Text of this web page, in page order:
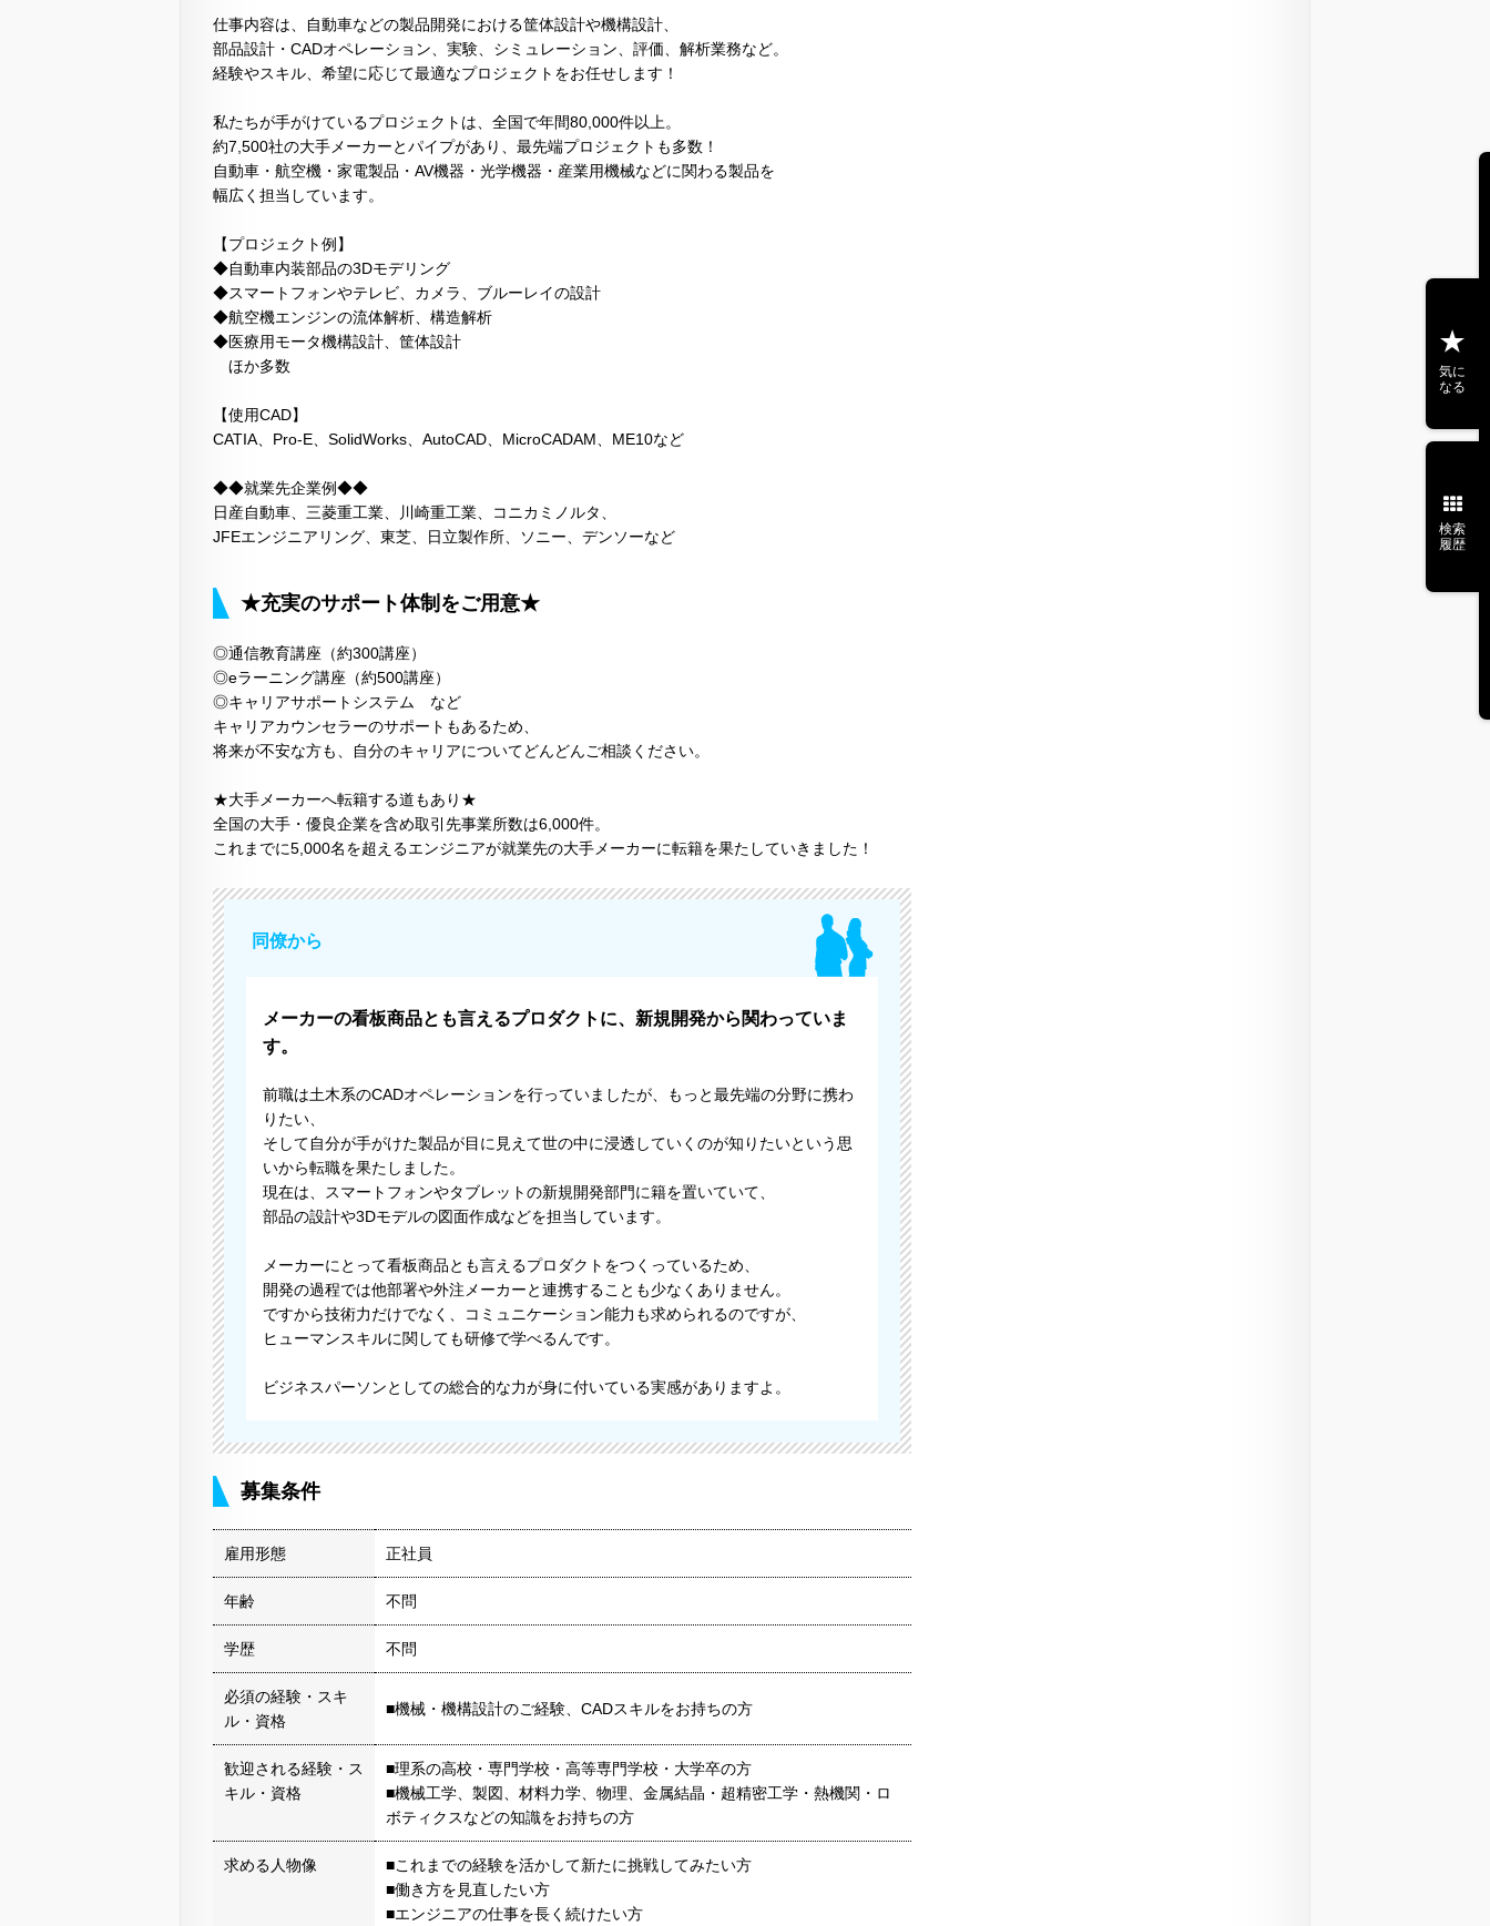
仕事内容は、自動車などの製品開発における筐体設計や機構設計、
部品設計・CADオペレーション、実験、シミュレーション、評価、解析業務など。
経験やスキル、希望に応じて最適なプロジェクトをお任せします！
私たちが手がけているプロジェクトは、全国で年間80,000件以上。
約7,500社の大手メーカーとパイプがあり、最先端プロジェクトも多数！
自動車・航空機・家電製品・AV機器・光学機器・産業用機械などに関わる製品を
幅広く担当しています。
【プロジェクト例】
◆自動車内装部品の3Dモデリング
◆スマートフォンやテレビ、カメラ、ブルーレイの設計
◆航空機エンジンの流体解析、構造解析
◆医療用モータ機構設計、筐体設計
ほか多数
【使用CAD】
CATIA、Pro-E、SolidWorks、AutoCAD、MicroCADAM、ME10など
◆◆就業先企業例◆◆
日産自動車、三菱重工業、川崎重工業、コニカミノルタ、
JFEエンジニアリング、東芝、日立製作所、ソニー、デンソーなど
★充実のサポート体制をご用意★
◎通信教育講座（約300講座）
◎eラーニング講座（約500講座）
◎キャリアサポートシステム など
キャリアカウンセラーのサポートもあるため、
将来が不安な方も、自分のキャリアについてどんどんご相談ください。
★大手メーカーへ転籍する道もあり★
全国の大手・優良企業を含め取引先事業所数は6,000件。
これまでに5,000名を超えるエンジニアが就業先の大手メーカーに転籍を果たしていきました！
同僚から
メーカーの看板商品とも言えるプロダクトに、新規開発から関わっていま
す。
前職は土木系のCADオペレーションを行っていましたが、もっと最先端の分野に携わ
りたい、
そして自分が手がけた製品が目に見えて世の中に浸透していくのが知りたいという思
いから転職を果たしました。
現在は、スマートフォンやタブレットの新規開発部門に籍を置いていて、
部品の設計や3Dモデルの図面作成などを担当しています。
メーカーにとって看板商品とも言えるプロダクトをつくっているため、
開発の過程では他部署や外注メーカーと連携することも少なくありません。
ですから技術力だけでなく、コミュニケーション能力も求められるのですが、
ヒューマンスキルに関しても研修で学べるんです。
ビジネスパーソンとしての総合的な力が身に付いている実感がありますよ。
募集条件
雇用形態 正社員
年齢 不問
学歴 不問
必須の経験・スキ
ル・資格
■機械・機構設計のご経験、CADスキルをお持ちの方
歓迎される経験・ス
キル・資格
■理系の高校・専門学校・高等専門学校・大学卒の方
■機械工学、製図、材料力学、物理、金属結晶・超精密工学・熱機関・ロ
ボティクスなどの知識をお持ちの方
求める人物像
■これまでの経験を活かして新たに挑戦してみたい方
■働き方を見直したい方
■エンジニアの仕事を長く続けたい方
気に
なる
検索
履歴